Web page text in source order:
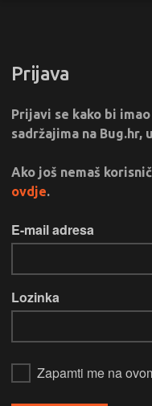
Prijava
Prijavi se kako bi
sadržajima na Bug.hr,
Ako još nemaš
ovdje.
E-mail adresa
Lozinka
Zapamti me na